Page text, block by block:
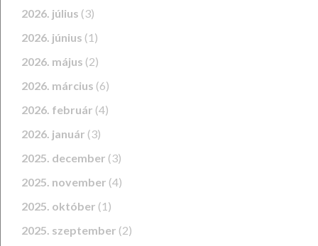
2026. július (3)
2026. június (1)
2026. május (2)
2026. március (6)
2026. február (4)
2026. január (3)
2025. december (3)
2025. november (4)
2025. október (1)
2025. szeptember (2)